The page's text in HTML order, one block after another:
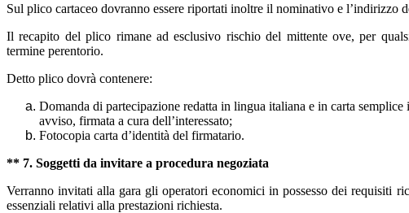
Sul plico cartaceo dovranno essere riportati inoltre il nominativo e l’indirizzo
Il recapito del plico rimane ad esclusivo rischio del mittente ove, per
termine perentorio.
Detto plico dovrà contenere:
Domanda di partecipazione redatta in lingua italiana e in carta
avviso, firmata a cura dell’interessato;
Fotocopia carta d’identità del firmatario.
** 7. Soggetti da invitare a procedura negoziata
Verranno invitati alla gara gli operatori economici in possesso dei requisiti
essenziali relativi alla prestazioni richiesta.